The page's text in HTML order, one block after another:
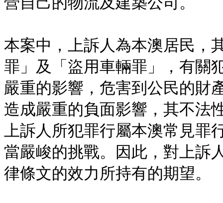
本案中，上訴人為本澳居民，
罪」及「盜用車輛罪」，有關
嚴重的影響，危害到公民的財
造成嚴重的負面影響，其不法
上訴人所犯罪行屬本澳常見罪
當嚴峻的挑戰。因此，對上訴
律條文的效力所持有的期望。